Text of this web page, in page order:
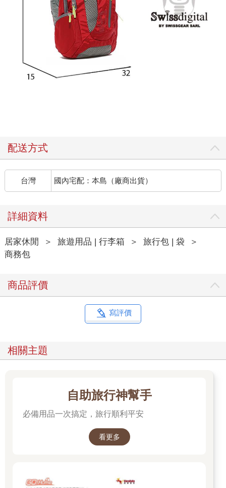
配送方式
台灣 國內宅配：本島（廠商出貨）
詳細資料
居家休閒 ＞ 旅遊用品 | 行李箱 ＞ 旅行包 | 袋
＞
商務包
商品評價
寫評價
相關主題
自助旅行神幫手
必備用品一次搞定，旅行順利平安
看更多